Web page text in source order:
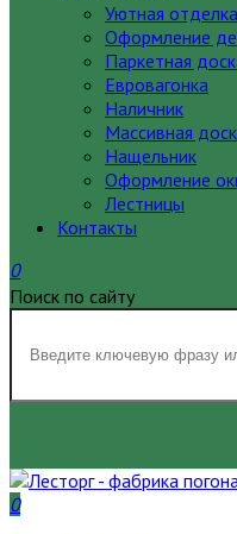
Уютная
Оформление
Паркетная
Евровагонка
Наличник
Массивная
Нащельник
Оформление
Лестницы
Контакты
0
Поиск по сайту
0